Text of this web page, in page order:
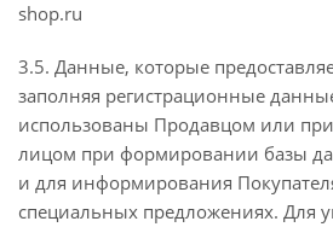
shop.ru
3.5. Данные, которые
заполняя регистрационные
использованы Продавцом или
лицом при формировании базы
и для информирования
специальных предложениях. Для